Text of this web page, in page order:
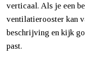
verticaal. Als je een
ventilatierooster kan
beschrijving en kijk
past.